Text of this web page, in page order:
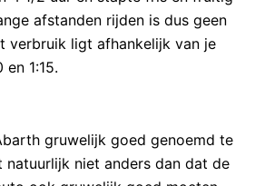
afstanden rijden is dus geen
verbruik ligt afhankelijk van je
en 1:15.
gruwelijk goed genoemd te
natuurlijk niet anders dan dat de